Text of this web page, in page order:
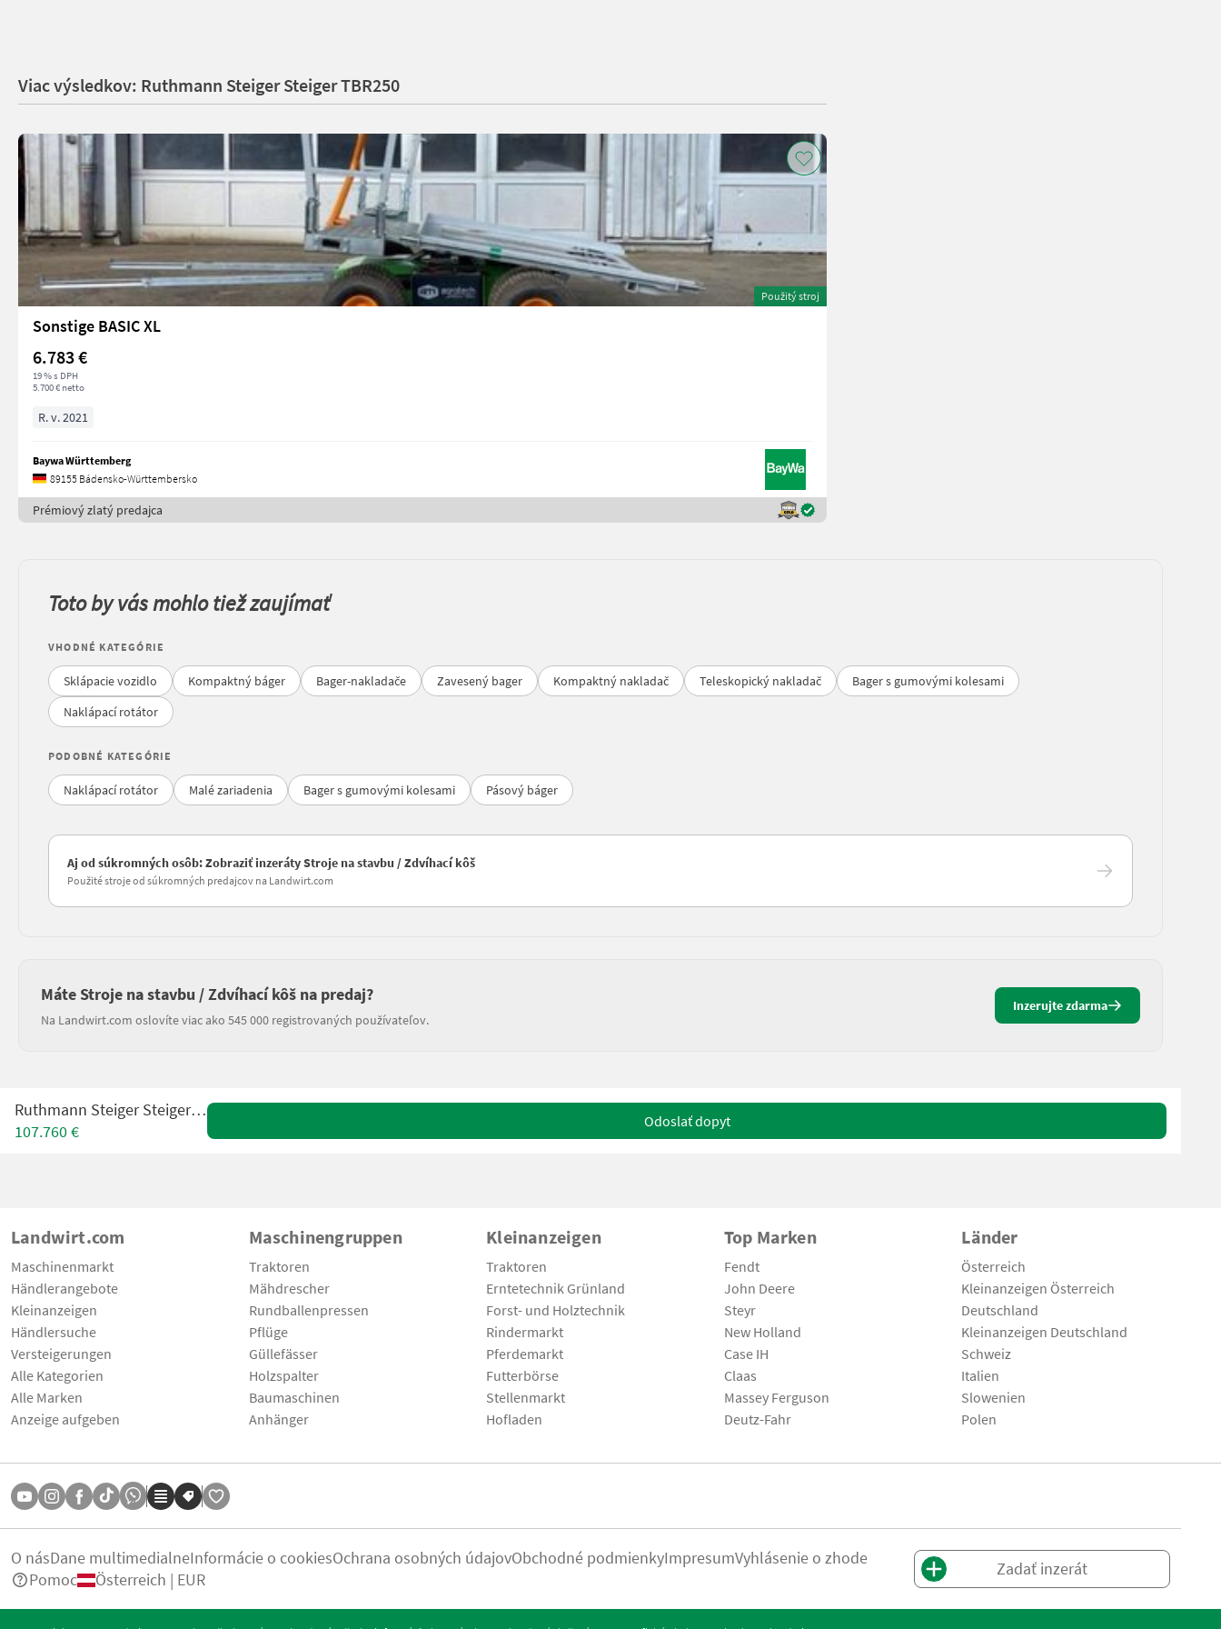
Viac výsledkov: Ruthmann Steiger Steiger TBR250
Použitý stroj
Sonstige BASIC XL
6.783 €
19 % s DPH
5.700 € netto
R. v. 2021
Baywa Württemberg
89155 Bádensko-Württembersko
Prémiový zlatý predajca
Toto by vás mohlo tiež zaujímať
VHODNÉ KATEGÓRIE
Sklápacie vozidlo Kompaktný báger Bager-nakladače Zavesený bager Kompaktný nakladač Teleskopický nakladač
Bager s gumovými kolesami
Naklápací rotátor
PODOBNÉ KATEGÓRIE
Naklápací rotátor Malé zariadenia Bager s gumovými kolesami Pásový báger
Aj od súkromných osôb: Zobraziť inzeráty Stroje na stavbu / Zdvíhací kôš
Použité stroje od súkromných predajcov na Landwirt.com
Máte Stroje na stavbu / Zdvíhací kôš na predaj?
Na Landwirt.com oslovíte viac ako 545 000 registrovaných používateľov.
Inzerujte zdarma
Ruthmann Steiger Steiger TBR250
107.760 €
Odoslať dopyt
Landwirt.com
Maschinenmarkt
Händlerangebote
Kleinanzeigen
Händlersuche
Versteigerungen
Alle Kategorien
Alle Marken
Anzeige aufgeben
Maschinengruppen
Traktoren
Mähdrescher
Rundballenpressen
Pflüge
Güllefässer
Holzspalter
Baumaschinen
Anhänger
Kleinanzeigen
Traktoren
Erntetechnik Grünland
Forst- und Holztechnik
Rindermarkt
Pferdemarkt
Futterbörse
Stellenmarkt
Hofladen
Top Marken
Fendt
John Deere
Steyr
New Holland
Case IH
Claas
Massey Ferguson
Deutz-Fahr
Länder
Österreich
Kleinanzeigen Österreich
Deutschland
Kleinanzeigen Deutschland
Schweiz
Italien
Slowenien
Polen
O násDane multimedialneInformácie o cookiesOchrana osobných údajovObchodné podmienkyImpresumVyhlásenie o zhode
Pomoc
Österreich | EUR
Zadať inzerát